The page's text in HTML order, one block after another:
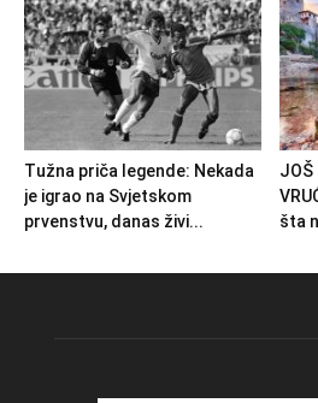
Tužna priča legende: Nekada
je igrao na Svjetskom
prvenstvu, danas živi...
JOŠ
šta